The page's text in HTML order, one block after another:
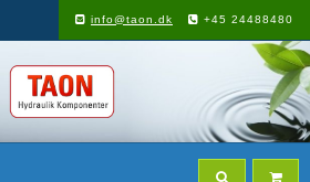
info@taon.dk +45 24488480